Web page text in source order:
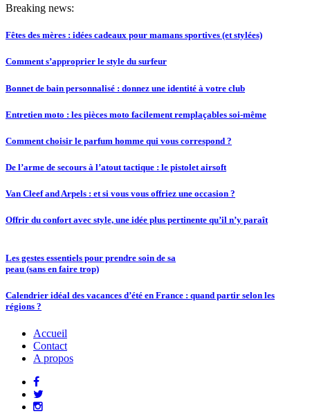
Breaking news:
Fêtes des mères : idées cadeaux pour mamans sportives (et stylées)
Comment s’approprier le style du surfeur
Bonnet de bain personnalisé : donnez une identité à votre club
Entretien moto : les pièces moto facilement remplaçables soi-même
Comment choisir le parfum homme qui vous correspond ?
De l’arme de secours à l’atout tactique : le pistolet airsoft
Van Cleef and Arpels : et si vous vous offriez une occasion ?
Offrir du confort avec style, une idée plus pertinente qu’il n’y paraît
Les gestes essentiels pour prendre soin de sa
peau (sans en faire trop)
Calendrier idéal des vacances d’été en France : quand partir selon les
régions ?
Accueil
Contact
A propos